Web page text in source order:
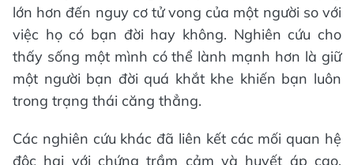
lớn hơn đến nguy cơ tử vong của một người so với
việc họ có bạn đời hay không. Nghiên cứu cho
thấy sống một mình có thể lành mạnh hơn là giữ
một người bạn đời quá khắt khe khiến bạn luôn
trong trạng thái căng thẳng.
Các nghiên cứu khác đã liên kết các mối quan hệ
độc hại với chứng trầm cảm và huyết áp cao.